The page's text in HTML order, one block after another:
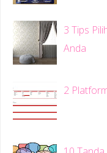
3 Tips
Anda
2